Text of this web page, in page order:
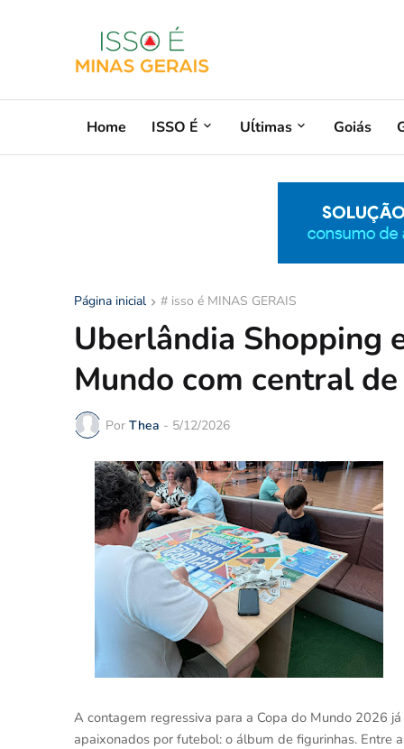
Home ISSO É Uĺtimas Goiás
Página inicial # isso é MINAS GERAIS
Uberlândia Shopping
Mundo com central
Por Thea - 5/12/2026
A contagem regressiva para a Copa do Mundo 2026
apaixonados por futebol: o álbum de figurinhas. Entre